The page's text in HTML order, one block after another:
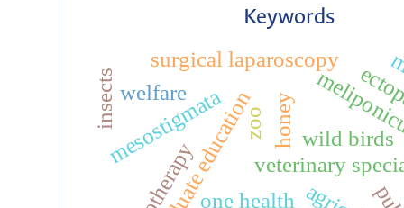
Keywords
veterinary
one health
surgical laparoscopy
wild birds
mesostigmata zoo honey
welfare
insects